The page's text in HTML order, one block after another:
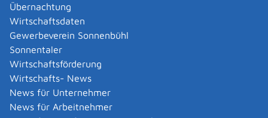
Übernachtung
Wirtschaftsdaten
Gewerbeverein Sonnenbühl
Sonnentaler
Wirtschaftsförderung
Wirtschafts- News
News für Unternehmer
News für Arbeitnehmer
Sie müssen Ihren alten Reisepass beim Empfang
des neuen Dokuments abgeben. Auf Wunsch
können Sie Ihren alten Reisepass entwertet als
Andenken wieder mitnehmen.
Ab 1. Mai 2025 können Sie im Antragsprozess auch
die kostenpflichtige Option "Direktversand" wählen
und erhalten das Dokument an Ihre zustellfähige
Wohnanschrift geliefert.